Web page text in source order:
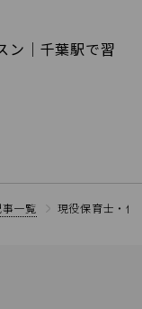
ン｜千葉駅で習
一覧 現役保育士・保